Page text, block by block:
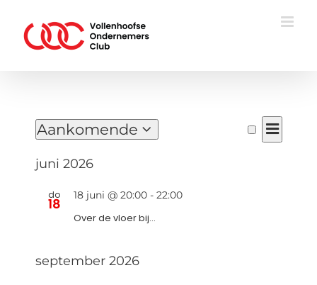
inhoud
Evenementen Zoeken
Lijst
Aankomende
een
datum.
juni 2026
do
18
Over de vloer bij…
18 juni @ 20:00- 22:00
september 2026